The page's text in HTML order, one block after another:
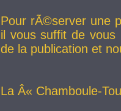
Pour rÃ©server une
il vous suffit de vous
de la publication et
La Â« Chamboule-